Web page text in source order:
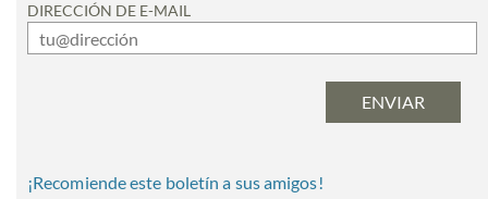
DIRECCIÓN DE E-MAIL
¡Recomiende este boletín a sus amigos!